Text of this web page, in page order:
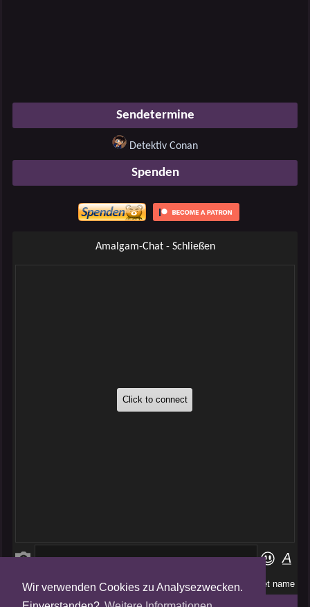
Wir verwenden Cookies zu Analysezwecken.
Sendetermine
Detektiv Conan
Spenden
Amalgam-Chat - Schließen